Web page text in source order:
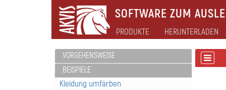
SOFTWARE ZUM
PRODUKTE HERUNTERLADEN
VORGEHENSWEISE
BEISPIELE
Kleidung umfärben